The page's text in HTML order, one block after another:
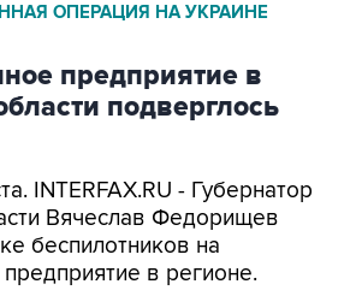
ОПЕРАЦИЯ НА УКРАИНЕ
предприятие в
подверглось
INTERFAX.RU - Губернатор
Вячеслав Федорищев
беспилотников на
в регионе.